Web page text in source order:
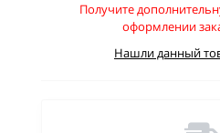
Получите
оформлении
Нашли данный